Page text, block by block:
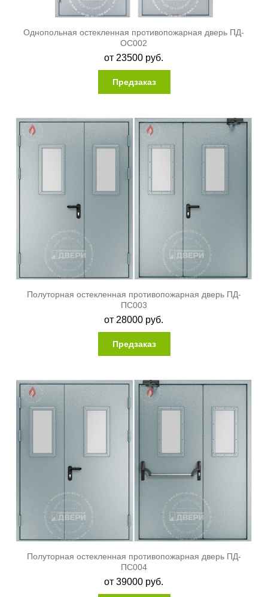
Однопольная остекленная противопожарная дверь ПД-
ОС002
от 23500 руб.
Предзаказ
Полуторная остекленная противопожарная дверь ПД-
ПС003
от 28000 руб.
Предзаказ
Полуторная остекленная противопожарная дверь ПД-
ПС004
от39000 руб.